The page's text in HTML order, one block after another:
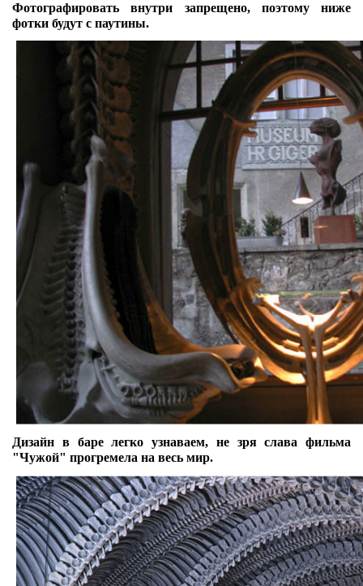
Фотографировать внутри запрещено, поэтому ниже
фотки будут с паутины.
Дизайн в баре легко узнаваем, не зря слава фильма
"Чужой" прогремела на весь мир.